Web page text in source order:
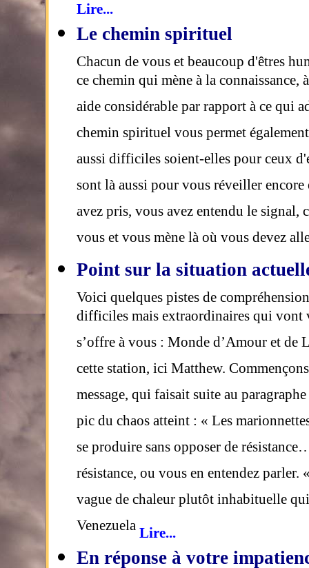
Lire...
Le chemin spirituel
Chacun de vous et beaucoup d'êtres
ce chemin qui mène à la
aide considérable par rapport à ce qui
chemin spirituel vous permet
aussi difficiles soient-elles pour ceux
sont là aussi pour vous réveiller
avez pris, vous avez entendu le
vous et vous mène là où vous devez
Point sur la situation
Voici quelques pistes de
difficiles mais extraordinaires qui vont
s’offre à vous : Monde d’Amour et de
cette station, ici Matthew.
message, qui faisait suite au
pic du chaos atteint : « Les
se produire sans opposer de
résistance, ou vous en entendez
vague de chaleur plutôt inhabituelle
Venezuela Lire...
En réponse à votre